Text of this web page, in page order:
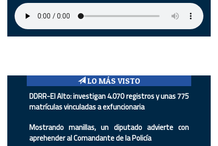
LO MÁS VISTO
DDRR-El Alto: investigan 4.070 registros y unas 775
matrículas vinculadas a exfuncionaria
Mostrando manillas, un diputado advierte con
aprehender al Comandante de la Policía